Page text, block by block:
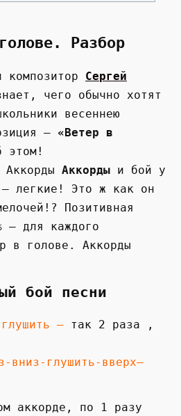
Разбор
композитор Сергей
чего обычно хотят
весеннею
— «Ветер в
этом!
Аккорды и бой у
— легкие! Это ж как он
Позитивная
— для каждого
бой песни
— так 2 раза ,
вниз-глушить-вверх—
аккорде, по 1 разу